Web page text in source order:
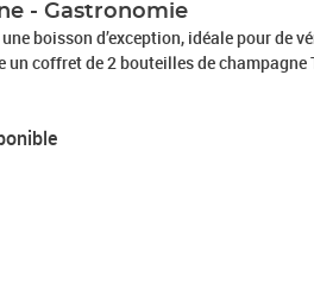
- Gastronomie
boisson d’exception, idéale pour de
un coffret de 2 bouteilles de champagne
un ensemble composé des cuvées
d’arômes. Ou choisissez Tsarine